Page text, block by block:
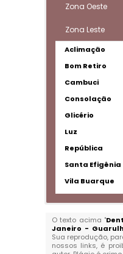
Zona Oeste
Zona Leste
Aclimação
Bom Retiro
Cambuci
Consolação
Glicério
Luz
República
Santa Efigênia
Vila Buarque
O texto acima "
Janeiro -
Sua reprodução,
nossos links, é